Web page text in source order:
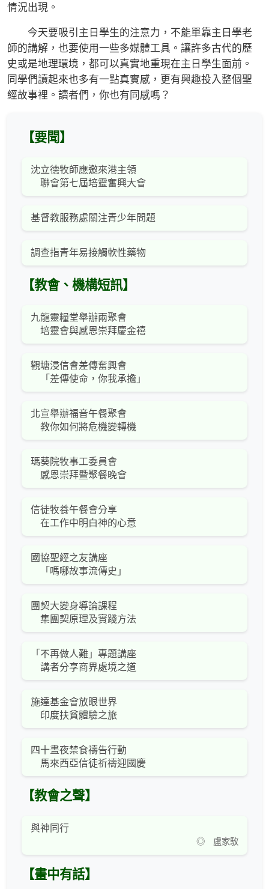
情況出現。
今天要吸引主日學生的注意力，不能單靠主日學老
師的講解，也要使用一些多媒體工具。讓許多古代的歷
史或是地理環境，都可以真實地重現在主日學生面前。
同學們讀起來也多有一點真實感，更有興趣投入整個聖
經故事裡。讀者們，你也有同感嗎？
【要聞】
沈立德牧師應邀來港主領
聯會第七屆培靈奮興大會
基督教服務處關注青少年問題
調查指青年易接觸軟性藥物
【教會、機構短訊】
九龍靈糧堂舉辦兩聚會
培靈會與感恩崇拜慶金禧
觀塘浸信會差傳奮興會
「差傳使命，你我承擔」
北宣舉辦福音午餐聚會
教你如何將危機變轉機
瑪葵院牧事工委員會
感恩崇拜暨聚餐晚會
信徒牧養午餐會分享
在工作中明白神的心意
國協聖經之友講座
「嗎哪故事流傳史」
團契大變身導論課程
集團契原理及實踐方法
「不再做人難」專題講座
講者分享商界處境之道
施達基金會放眼世界
印度扶貧體驗之旅
四十晝夜禁食禱告行動
馬來西亞信徒祈禱迎國慶
【教會之聲】
與神同行
◎ 盧家駇
【畫中有話】